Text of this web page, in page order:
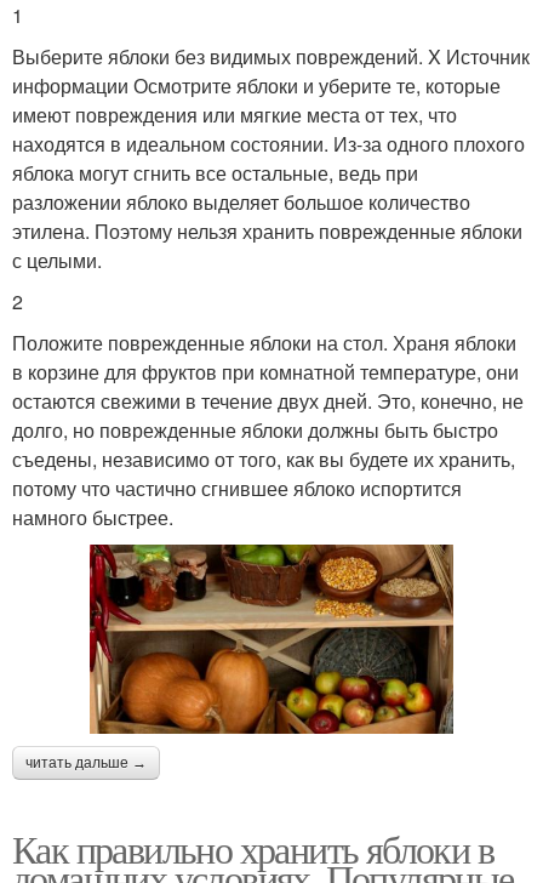
1
Выберите яблоки без видимых повреждений. X Источник
информации Осмотрите яблоки и уберите те, которые
имеют повреждения или мягкие места от тех, что
находятся в идеальном состоянии. Из-за одного плохого
яблока могут сгнить все остальные, ведь при
разложении яблоко выделяет большое количество
этилена. Поэтому нельзя хранить поврежденные яблоки
с целыми.
2
Положите поврежденные яблоки на стол. Храня яблоки
в корзине для фруктов при комнатной температуре, они
остаются свежими в течение двух дней. Это, конечно, не
долго, но поврежденные яблоки должны быть быстро
съедены, независимо от того, как вы будете их хранить,
потому что частично сгнившее яблоко испортится
намного быстрее.
читать дальше →
Как правильно хранить яблоки в